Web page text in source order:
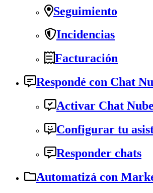
Seguimiento
Incidencias
Facturación
Respondé con Chat
Activar Chat Nube
Configurar tu
Responder chats
Automatizá con